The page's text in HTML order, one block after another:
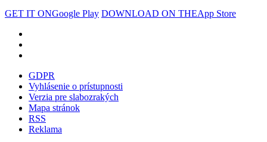
GET IT ONGoogle Play DOWNLOAD ON THEApp Store
GDPR
Vyhlásenie o prístupnosti
Verzia pre slabozrakých
Mapa stránok
RSS
Reklama